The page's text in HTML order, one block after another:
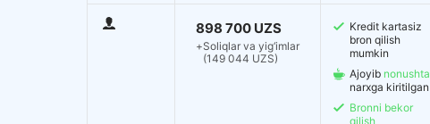
898 700 UZS
+Soliqlar va yig‘imlar
(149 044 UZS)
Kredit kartasiz
bron qilish
mumkin
Ajoyib nonushta
narxga kiritilgan
Bronni bekor
qilish